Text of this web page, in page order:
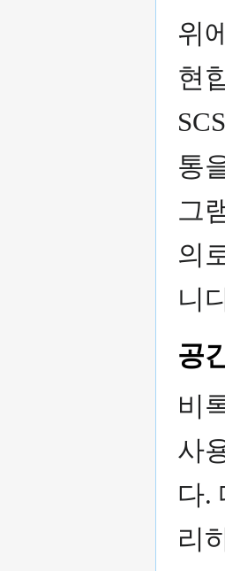
위
현
통
그
의
니
공
비
사
다.
리